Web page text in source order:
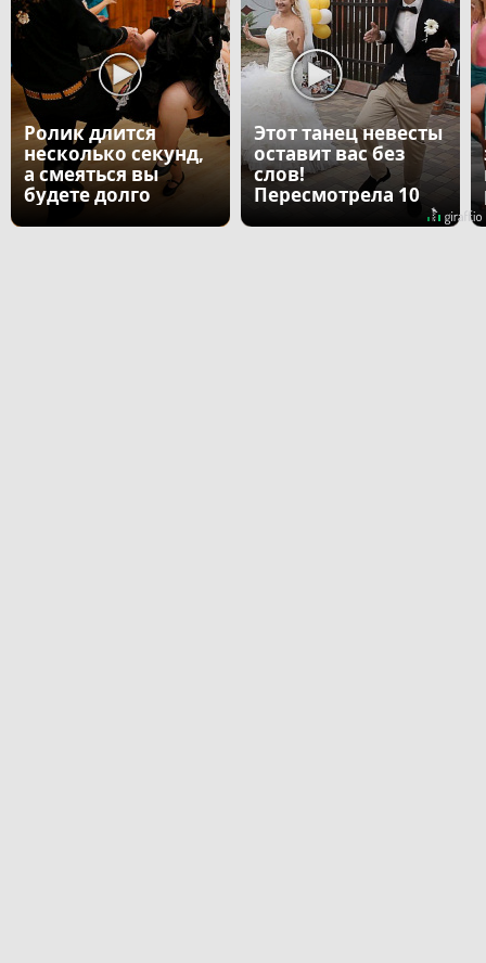
Ролик длится
несколько секунд,
а смеяться вы
будете долго
Этот танец невесты
оставит вас без
слов!
Пересмотрела 10